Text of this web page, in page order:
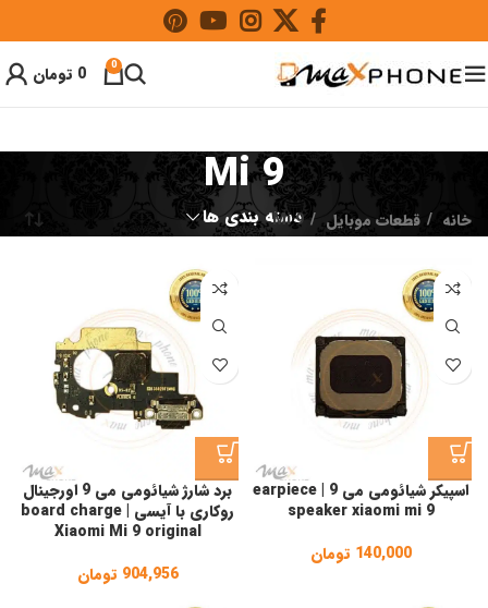
0
0 تومان
Mi 9
دسته بندی ها خانه قطعات موبایل Mi 9
اسپیکر شیائومی می 9 | earpiece
speaker xiaomi mi 9
140,000 تومان
برد شارژ شیائومی می 9 اورجینال
روکاری با آیسی | board charge
Xiaomi Mi 9 original
904,956 تومان